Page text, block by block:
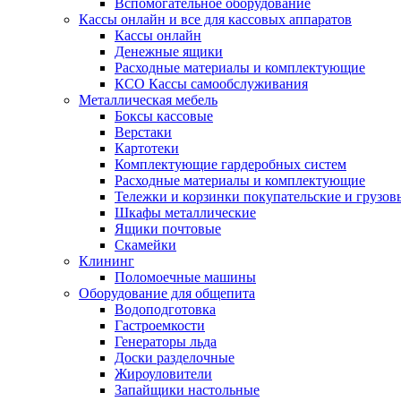
Вспомогательное оборудование
Кассы онлайн и все для кассовых аппаратов
Кассы онлайн
Денежные ящики
Расходные материалы и комплектующие
КСО Кассы самообслуживания
Металлическая мебель
Боксы кассовые
Верстаки
Картотеки
Комплектующие гардеробных систем
Расходные материалы и комплектующие
Тележки и корзинки покупательские и
Шкафы металлические
Ящики почтовые
Скамейки
Клининг
Поломоечные машины
Оборудование для общепита
Водоподготовка
Гастроемкости
Генераторы льда
Доски разделочные
Жироуловители
Запайщики настольные